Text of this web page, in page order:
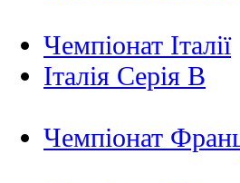
Чемпіонат Італії
Італія Серія B
Чемпіонат